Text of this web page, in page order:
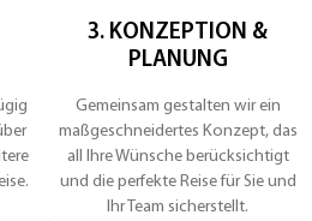
3. KONZEPTION &
PLANUNG
Gemeinsam gestalten wir ein
maßgeschneidertes Konzept, das
all Ihre Wünsche berücksichtigt
und die perfekte Reise für Sie und
Ihr Team sicherstellt.